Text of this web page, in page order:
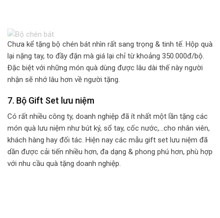
Chưa kể tặng bộ chén bát nhìn rất sang trọng & tinh tế. Hộp quà
lại nặng tay, to đầy đặn mà giá lại chỉ từ khoảng 350.000đ/bộ.
Đặc biệt với những món quà dùng được lâu dài thế này người
nhận sẽ nhớ lâu hơn về người tặng.
7. Bộ Gift Set lưu niệm
Có rất nhiều công ty, doanh nghiệp đã ít nhất một lần tặng các
món quà lưu niệm như bút ký, sổ tay, cốc nước,…cho nhân viên,
khách hàng hay đối tác. Hiện nay các mẫu gift set lưu niệm đã
dần được cải tiến nhiều hơn, đa dạng & phong phú hơn, phù hợp
với nhu cầu quà tặng doanh nghiệp.